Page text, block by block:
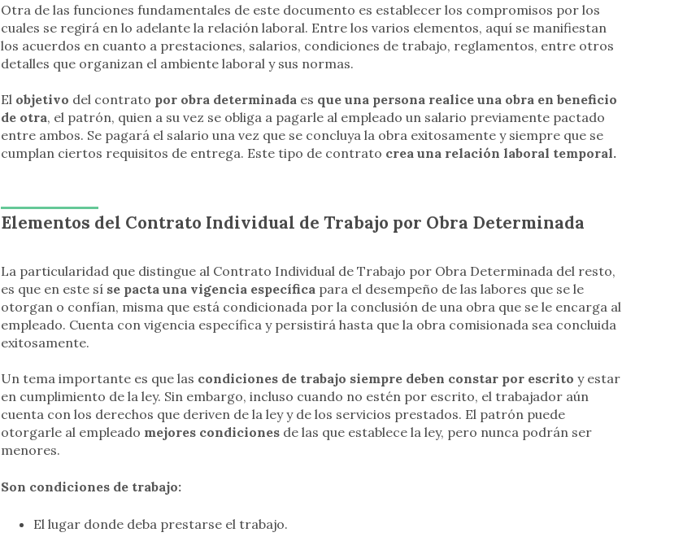
Otra de las funciones fundamentales de este documento es establecer los compromisos por los
cuales se regirá en lo adelante la relación laboral. Entre los varios elementos, aquí se manifiestan
los acuerdos en cuanto a prestaciones, salarios, condiciones de trabajo, reglamentos, entre otros
detalles que organizan el ambiente laboral y sus normas.
El objetivo del contrato por obra determinada es que una persona realice una obra en beneficio
de otra, el patrón, quien a su vez se obliga a pagarle al empleado un salario previamente pactado
entre ambos. Se pagará el salario una vez que se concluya la obra exitosamente y siempre que se
cumplan ciertos requisitos de entrega. Este tipo de contrato crea una relación laboral temporal.
Elementos del Contrato Individual de Trabajo por Obra Determinada
La particularidad que distingue al Contrato Individual de Trabajo por Obra Determinada del resto,
es que en este sí se pacta una vigencia específica para el desempeño de las labores que se le
otorgan o confían, misma que está condicionada por la conclusión de una obra que se le encarga al
empleado. Cuenta con vigencia específica y persistirá hasta que la obra comisionada sea concluida
exitosamente.
Un tema importante es que las condiciones de trabajo siempre deben constar por escrito y estar
en cumplimiento de la ley. Sin embargo, incluso cuando no estén por escrito, el trabajador aún
cuenta con los derechos que deriven de la ley y de los servicios prestados. El patrón puede
otorgarle al empleado mejores condicionesde las que establece la ley, pero nunca podrán ser
menores.
Son condiciones de trabajo:
El lugar donde deba prestarse el trabajo.